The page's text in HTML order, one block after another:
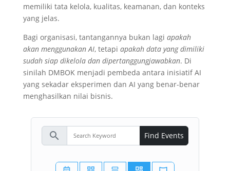
memiliki tata kelola, kualitas, keamanan, dan konteks
yang jelas.
Bagi organisasi, tantangannya bukan lagi apakah
akan menggunakan AI, tetapi apakah data yang dimiliki
sudah siap dikelola dan dipertanggungjawabkan. Di
sinilah DMBOK menjadi pembeda antara inisiatif AI
yang sekadar eksperimen dan AI yang benar-benar
menghasilkan nilai bisnis.
search Find Events